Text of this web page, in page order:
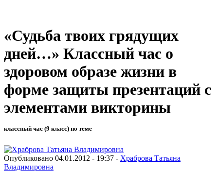
«Судьба твоих грядущих
дней…» Классный час о
здоровом образе жизни в
форме защиты презентаций с
элементами викторины
классный час (9 класс) по теме
Опубликовано 04.01.2012 - 19:37 - Храброва Татьяна
Владимировна